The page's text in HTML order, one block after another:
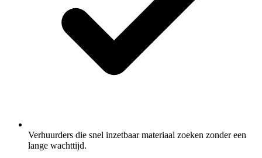
Verhuurders die snel inzetbaar materiaal zoeken zonder een
lange wachttijd.